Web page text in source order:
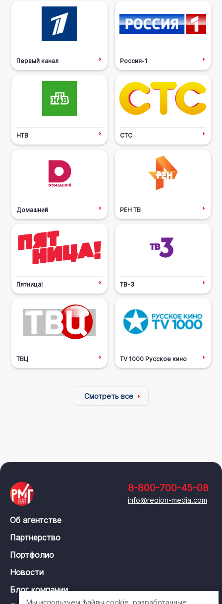
Первый канал Россия-1
НТВ СТС
Домашний РЕН ТВ
Пятница! ТВ-3
ТВЦ TV 1000 Русское кино
Смотреть все
8-800-700-45-08
info@region-media.com
Об агентстве
Партнерство
Портфолио
Новости
Блог компании
Мы используем файлы cookie, разработанные